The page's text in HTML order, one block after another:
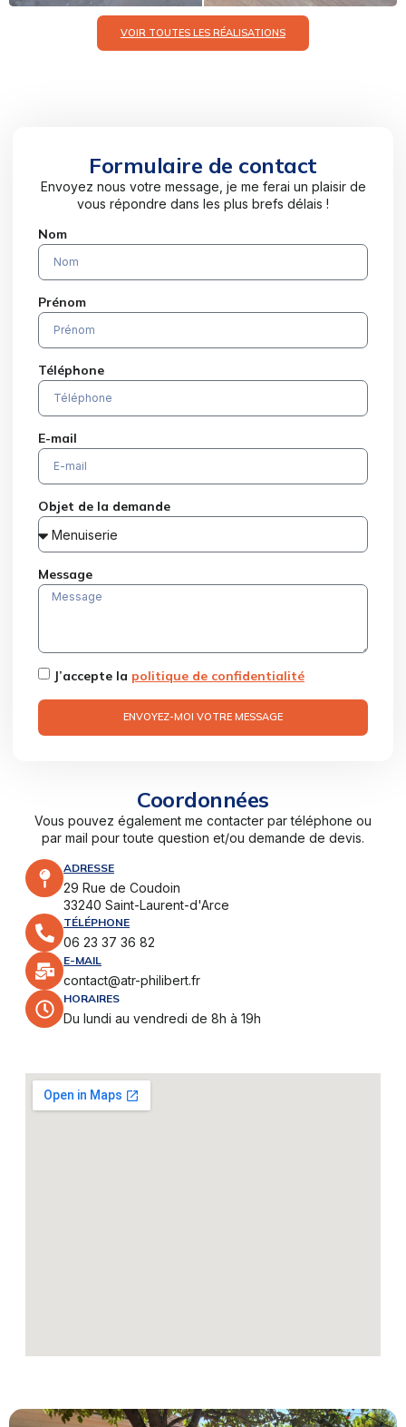
VOIR TOUTES LES RÉALISATIONS
Formulaire de contact
Envoyez nous votre message, je me ferai un plaisir de
vous répondre dans les plus brefs délais !
Nom
Prénom
Téléphone
E-mail
Objet de la demande
Message
J’accepte la politique de confidentialité
ENVOYEZ-MOI VOTRE MESSAGE
Coordonnées
Vous pouvez également me contacter par téléphone ou
par mail pour toute question et/ou demande de devis.
ADRESSE
29 Rue de Coudoin
33240 Saint-Laurent-d'Arce
TÉLÉPHONE
06 23 37 36 82
E-MAIL
contact@atr-philibert.fr
HORAIRES
Du lundi au vendredi de 8h à 19h